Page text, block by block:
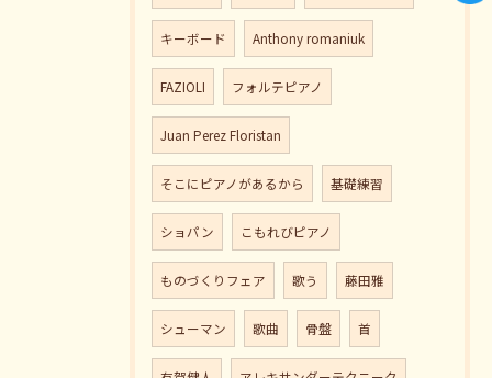
キーボード Anthony romaniuk
FAZIOLI フォルテピアノ
Juan Perez Floristan
そこにピアノがあるから 基礎練習
ショパン こもれびピアノ
ものづくりフェア 歌う 藤田雅
シューマン 歌曲 骨盤 首